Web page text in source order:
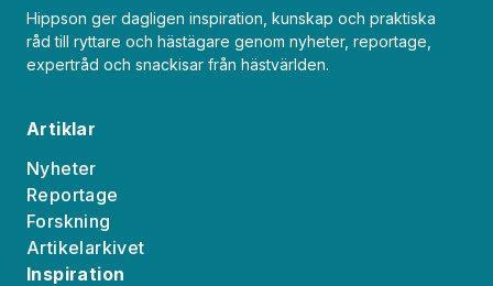
Hippson ger dagligen inspiration, kunskap och praktiska
råd till ryttare och hästägare genom nyheter, reportage,
expertråd och snackisar från hästvärlden.
Artiklar
Nyheter
Reportage
Forskning
Artikelarkivet
Inspiration